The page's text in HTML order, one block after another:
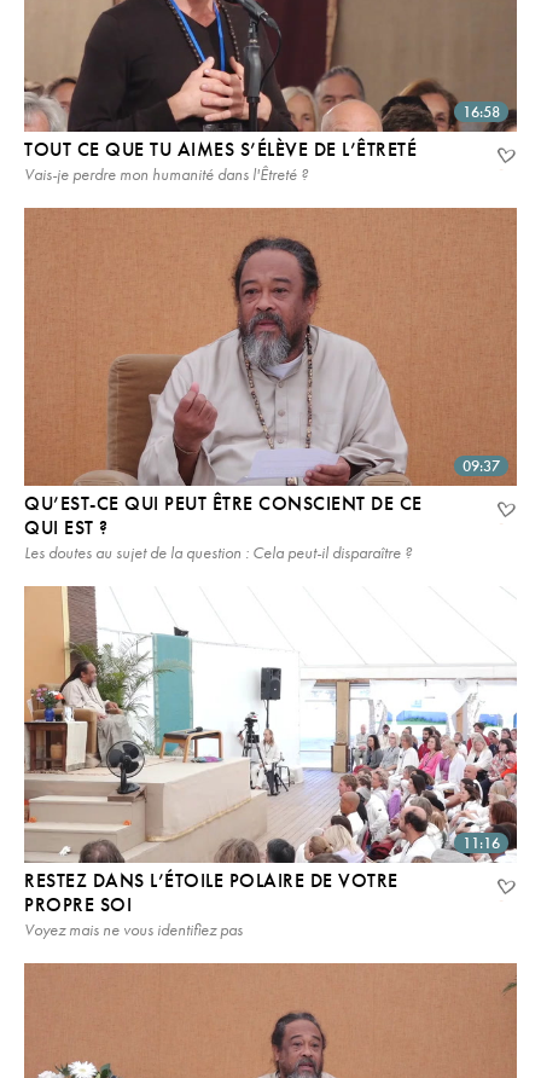
16:58
TOUT CE QUE TU AIMES S’ÉLÈVE DE L’ÊTRETÉ
Vais-je perdre mon humanité dans l'Êtreté ?
09:37
QU’EST-CE QUI PEUT ÊTRE CONSCIENT DE CE
QUI EST ?
Les doutes au sujet de la question : Cela peut-il disparaître ?
11:16
RESTEZ DANS L’ÉTOILE POLAIRE DE VOTRE
PROPRE SOI
Voyez mais ne vous identifiez pas